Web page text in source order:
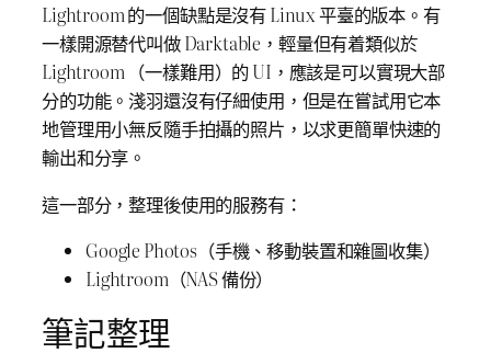
Lightroom 的一個缺點是沒有 Linux 平臺的版本。有
一樣開源替代叫做 Darktable，輕量但有着類似於
Lightroom （一樣難用）的 UI，應該是可以實現大部
分的功能。淺羽還沒有仔細使用，但是在嘗試用它本
地管理用小無反隨手拍攝的照片，以求更簡單快速的
輸出和分享。
這一部分，整理後使用的服務有：
Google Photos（手機、移動裝置和雜圖收集）
Lightroom（NAS 備份）
筆記整理